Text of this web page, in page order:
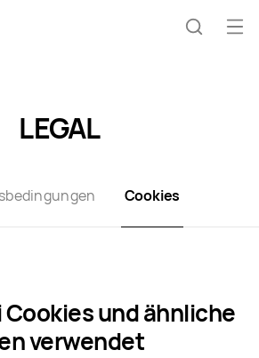
LEGAL
Cookies
Cookies und ähnliche
verwendet